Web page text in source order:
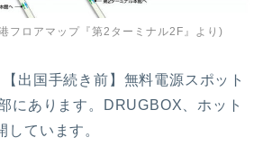
フロアマップ『第2ターミナル2F』 より)
出国手続き前】無料電源スポット
にあります。DRUGBOX、ホット
しています。